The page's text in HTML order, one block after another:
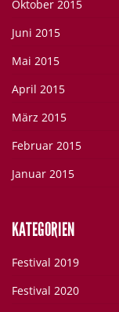
Oktober 2015
Juni 2015
Mai 2015
April 2015
März 2015
Februar 2015
Januar 2015
KATEGORIEN
Festival 2019
Festival 2020